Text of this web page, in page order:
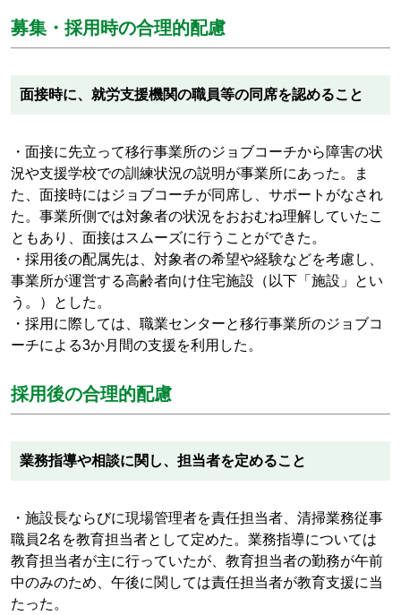
募集・採用時の合理的配慮
面接時に、就労支援機関の職員等の同席を認めること
・面接に先立って移行事業所のジョブコーチから障害の状
況や支援学校での訓練状況の説明が事業所にあった。ま
た、面接時にはジョブコーチが同席し、サポートがなされ
た。事業所側では対象者の状況をおおむね理解していたこ
ともあり、面接はスムーズに行うことができた。
・採用後の配属先は、対象者の希望や経験などを考慮し、
事業所が運営する高齢者向け住宅施設（以下「施設」とい
う。）とした。
・採用に際しては、職業センターと移行事業所のジョブコ
ーチによる3か月間の支援を利用した。
採用後の合理的配慮
業務指導や相談に関し、担当者を定めること
・施設長ならびに現場管理者を責任担当者、清掃業務従事
職員2名を教育担当者として定めた。業務指導については
教育担当者が主に行っていたが、教育担当者の勤務が午前
中のみのため、午後に関しては責任担当者が教育支援に当
たった。